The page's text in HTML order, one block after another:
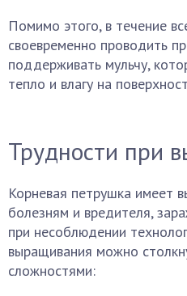
Помимо этого, в течение
своевременно проводить
поддерживать мульчу,
тепло и влагу на
Трудности при
Корневая петрушка имеет
болезням и вредителя,
при несоблюдении
выращивания можно
сложностями: